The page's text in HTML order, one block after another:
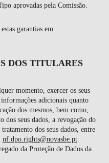
aprovadas pela Comissão.
garantias em
DOS TITULARES
momento, exercer os seus
adicionais quanto
dos mesmos, bem como,
dos seus dados, a revogação do
dos seus dados, entre
nf.dpo.rights@novasbe.pt.
da Proteção de Dados da